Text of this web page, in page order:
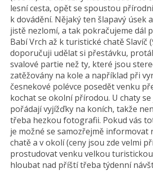
lesní cesta, opět se spoustou
k dovádění. Nějaký ten šlapavý úsek
jistě nezlomí, a tak pokračujeme dál
Babí Vrch až k turistické chatě Slavíč
doporučuji udělat si přestávku,
svalové partie než ty, které jsou
zatěžovány na kole a například při
česnekové polévce posedět venku
kochat se okolní přírodou. U chaty
pořádají vyjížďky na koních, takže
třeba hezkou fotografii. Pokud vás
je možné se samozřejmě informovat
chatě a v okolí (ceny jsou zde velmi
prostudovat venku velkou
hloubat nad příští třeba týdenní